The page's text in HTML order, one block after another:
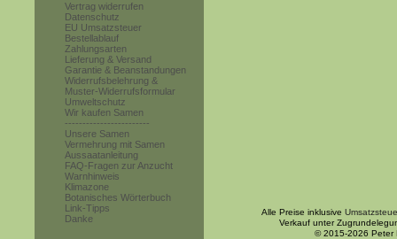
Vertrag widerrufen
Datenschutz
EU Umsatzsteuer
Bestellablauf
Zahlungsarten
Lieferung & Versand
Garantie & Beanstandungen
Widerrufsbelehrung &
Muster-Widerrufsformular
Umweltschutz
Wir kaufen Samen
------------------------
Unsere Samen
Vermehrung mit Samen
Aussaatanleitung
FAQ-Fragen zur Anzucht
Warnhinweis
Klimazone
Botanisches Wörterbuch
Link-Tipps
Danke
Alle Preise inklusive
Verkauf unter
© 2015-2026 Peter